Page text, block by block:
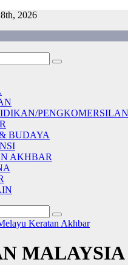
2026
PENGKOMERSILAN
BUDAYA
AKHBAR
Keratan Akhbar
MALAYSIA